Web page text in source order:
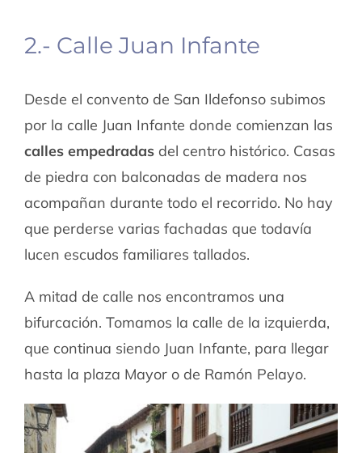
2.- Calle Juan Infante
Desde el convento de San Ildefonso subimos
por la calle Juan Infante donde comienzan las
calles empedradasdel centro histórico. Casas
de piedra con balconadas de madera nos
acompañan durante todo el recorrido. No hay
que perderse varias fachadas que todavía
lucen escudos familiares tallados.
A mitad de calle nos encontramos una
bifurcación. Tomamos la calle de la izquierda,
que continua siendo Juan Infante, para llegar
hasta la plaza Mayor o de Ramón Pelayo.